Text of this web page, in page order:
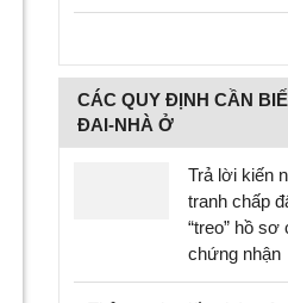
CÁC QUY ĐỊNH CẦN
ĐAI-NHÀ Ở
Trả lời kiến
tranh chấp
“treo” hồ sơ
chứng nhận